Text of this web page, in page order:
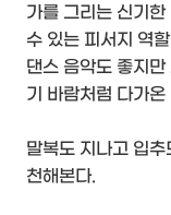
가를 그리는 신기
수 있는 피서지 역
댄스 음악도 좋지
기 바람처럼 다가
말복도 지나고 입
천해본다.